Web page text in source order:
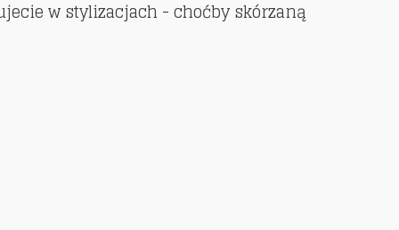
w stylizacjach - choćby skórzaną